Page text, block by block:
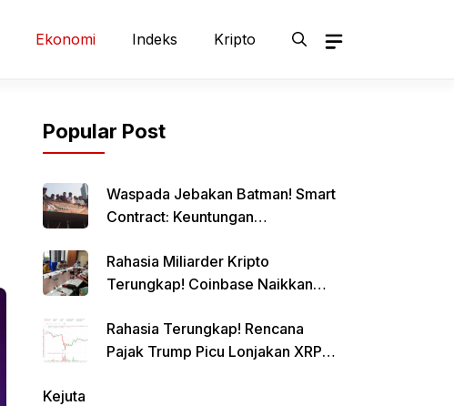
Ekonomi Indeks Kripto
Popular Post
Waspada Jebakan Batman! Smart
Contract: Keuntungan
Rahasia Miliarder Kripto
Terungkap! Coinbase Naikkan
Juta!
Rahasia Terungkap! Rencana
Pajak Trump Picu Lonjakan XRP
Kejuta